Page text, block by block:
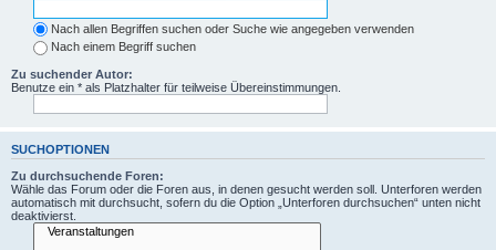
Nach allen Begriffen suchen oder Suche wie angegeben verwenden
Nach einem Begriff suchen
Zu suchender Autor:
Benutze ein * als Platzhalter für teilweise Übereinstimmungen.
SUCHOPTIONEN
Zu durchsuchende Foren:
Wähle das Forum oder die Foren aus, in denen gesucht werden soll. Unterforen werden
automatisch mit durchsucht, sofern du die Option „Unterforen durchsuchen“ unten nicht
deaktivierst.